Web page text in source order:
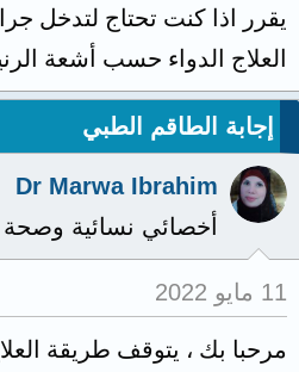
يقرر اذا كنت تحتاج لتدخل
العلاج الدواء حسب أشعة
إجابة الطاقم الطبي
Dr Marwa Ibrahim
أخصائي نسائية
11 مايو 2022
مرحبا بك ، يتوقف طريقة